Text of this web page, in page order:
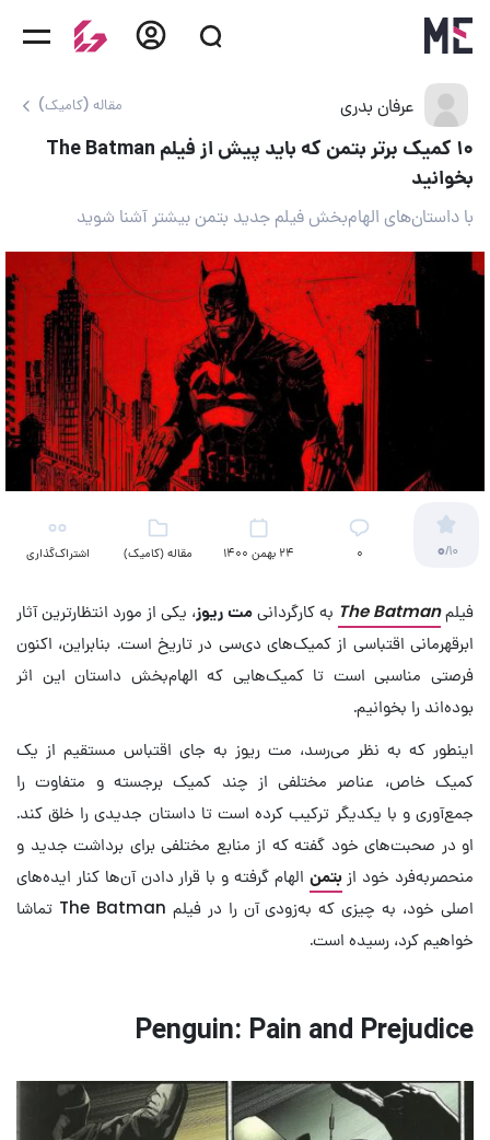
عرفان بدری مقاله (کامیک)
۱۰ کمیک برتر بتمن که باید پیش از فیلم The Batman
بخوانید
با داستان‌های الهام‌بخش فیلم جدید بتمن بیشتر آشنا شوید
0/10 ۰ 24 بهمن 1400 مقاله (کامیک) اشتراک‌گذاری
فیلمThe Batman به کارگردانیمت ریوز، یکی از مورد انتظارترین آثار
ابرقهرمانی اقتباسی از کمیک‌های دی‌سی در تاریخ است. بنابراین، اکنون
فرصتی مناسبی است تا کمیک‌هایی که الهام‌بخش داستان این اثر
بوده‌اند را بخوانیم.
اینطور که به نظر می‌رسد، مت ریوز به جای اقتباس مستقیم از یک
کمیک خاص، عناصر مختلفی از چند کمیک برجسته و متفاوت را
جمع‌آوری و با یکدیگر ترکیب کرده است تا داستان جدیدی را خلق کند.
او در صحبت‌های خود گفته که از منابع مختلفی برای برداشت جدید و
منحصربه‌فرد خود ازبتمن الهام گرفته و با قرار دادن آن‌ها کنار ایده‌های
اصلی خود، به چیزی که به‌زودی آن را در فیلم The Batman تماشا
خواهیم کرد، رسیده است.
Penguin: Pain and Prejudice